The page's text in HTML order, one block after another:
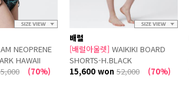
NEOPRENE
HAWAII
(70%)
배럴
[배럴아울렛] WAIKIKI BOARD
SHORTS-H.BLACK
15,600 won 52,000 (70%)